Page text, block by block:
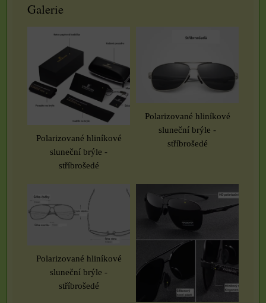
Galerie
Polarizované hliníkové
sluneční brýle -
stříbrošedé
Polarizované hliníkové
sluneční brýle -
stříbrošedé
Polarizované hliníkové
sluneční brýle -
stříbrošedé